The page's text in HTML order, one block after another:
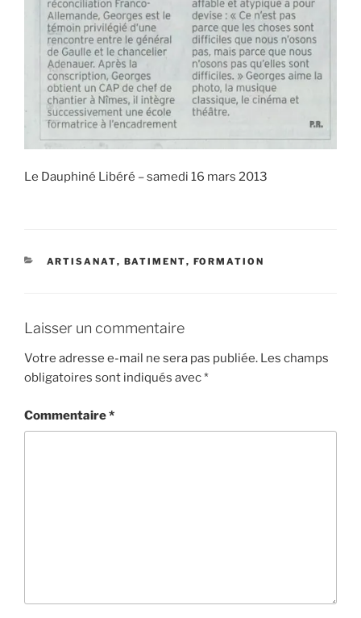
Le Dauphiné Libéré – samedi 16 mars 2013
CATÉGORIES
ARTISANAT, BATIMENT, FORMATION
Laisser un commentaire
Votre adresse e-mail ne sera pas publiée. Les champs
obligatoires sont indiqués avec*
Commentaire*